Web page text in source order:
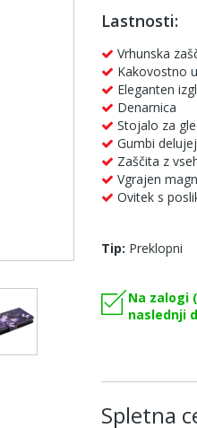
Lastnosti:
Vrhunska
Kakovostno
Eleganten
Denarnica
Stojalo za
Gumbi
Zaščita z
Vgrajen
Ovitek s
Tip: Preklopni
Na zalogi
naslednji
Spletna